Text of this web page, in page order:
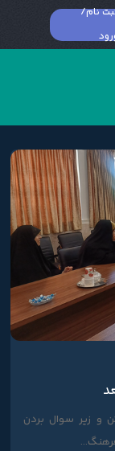
نام/
و زیر سوال بردن